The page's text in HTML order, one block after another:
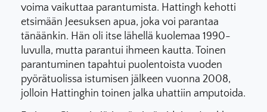
voima vaikuttaa parantumista. Hattingh kehotti
etsimään Jeesuksen apua, joka voi parantaa
tänäänkin. Hän oli itse lähellä kuolemaa 1990-
luvulla, mutta parantui ihmeen kautta. Toinen
parantuminen tapahtui puolentoista vuoden
pyörätuolissa istumisen jälkeen vuonna 2008,
jolloin Hattinghin toinen jalka uhattiin amputoida.